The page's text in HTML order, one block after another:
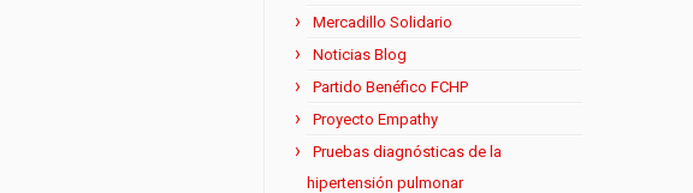
Mercadillo Solidario
Noticias Blog
Partido Benéfico FCHP
Proyecto Empathy
Pruebas diagnósticas de la
hipertensión pulmonar